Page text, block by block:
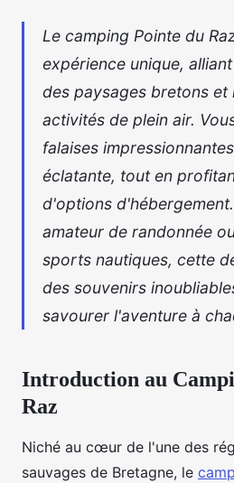
Le camping Pointe du
expérience unique,
des paysages bretons et
activités de plein air.
falaises
éclatante, tout en
d'options
amateur de randonnée
sports nautiques, cette
des souvenirs
savourer l'aventure à
Introduction au
Raz
Niché au cœur de l'une des
sauvages de Bretagne, le